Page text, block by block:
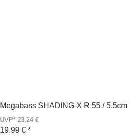
Megabass SHADING-X R 55 / 5.5cm
UVP* 23,24 €
19,99 € *